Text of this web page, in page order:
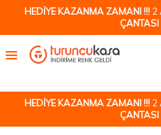
HEDİYE KAZANMA ZAMANI !!! 2
ÇANTASI
HEDİYE KAZANMA ZAMANI !!! 2
ÇANTASI